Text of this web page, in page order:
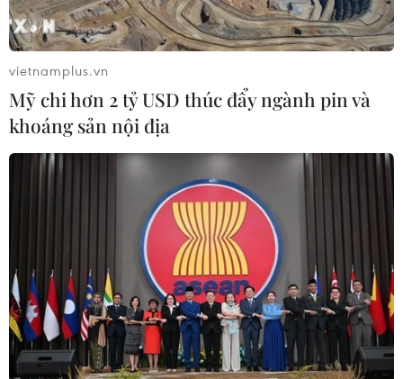
3,5 triệu đến 5 triệu đồng/người/tháng.
Tiền Giang: Hợp tác xã liên kết giải quyết
vietnamplus.vn
Mỹ chi hơn 2 tỷ USD thúc đẩy ngành pin và
khoáng sản nội địa